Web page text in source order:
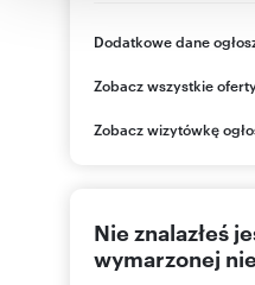
Dodatkowe dane
Warszawa
PL
Zobacz wszystkie
Zobacz wizytówkę
Nie znalazłeś
wymarzonej